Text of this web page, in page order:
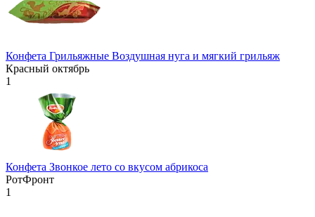
Конфета Грильяжные Воздушная нуга и мягкий грильяж
Красный октябрь
1
Конфета Звонкое лето со вкусом абрикоса
РотФронт
1